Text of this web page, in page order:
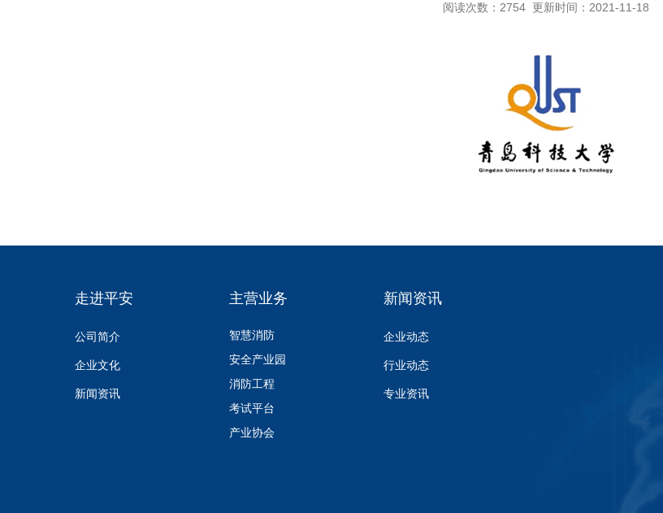
阅读次数： 2754 更新时间：2021-11-18
走进平安
公司简介
企业文化
新闻资讯
主营业务
智慧消防
安全产业园
消防工程
考试平台
产业协会
新闻资讯
企业动态
行业动态
专业资讯